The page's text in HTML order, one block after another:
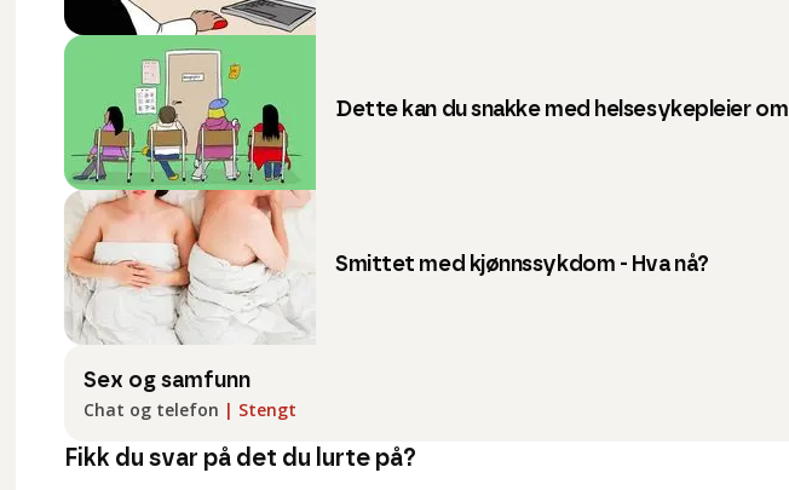
Dette kan du snakke med helsesykepleier om
Smittet med kjønnssykdom - Hva nå?
Sex og samfunn
Chat og telefon | Stengt
Fikk du svar på det du lurte på?